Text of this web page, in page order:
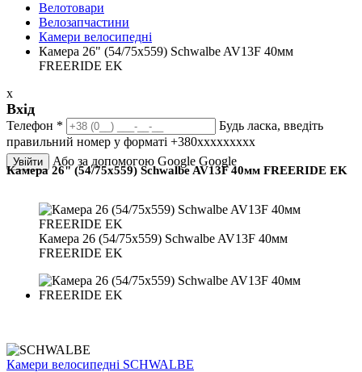
Велотовари
Велозапчастини
Камери велосипедні
Камера 26" (54/75x559) Schwalbe AV13F 40мм
FREERIDE EK
x
Вхід
Телефон *
Будь ласка, введіть
правильний номер у форматі +380ххххххххх
Увійти Або за допомогою Google Google
Камера 26" (54/75x559) Schwalbe AV13F 40мм FREERIDE EK
Камера 26 (54/75x559) Schwalbe AV13F 40мм
FREERIDE EK
Камери велосипедні SCHWALBE